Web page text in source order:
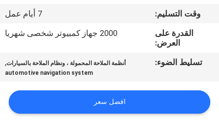
المعمل
الجودة
اتصل
بنا
وقت التسليم:
7 أيام عمل
القدرة على
العرض:
2000 جهاز كمبيوتر شخصى شهريا
تسليط الضوء: أنظمة الملاحة المحمولة ، ونظام الملاحة بالسيارات,
automotive navigation system
افضل سعر